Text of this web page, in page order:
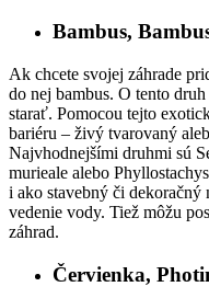
Bambus,
Ak chcete svojej záhrade
do nej bambus. O tento
starať. Pomocou tejto
bariéru – živý tvarovaný
Najvhodnejšími druhmi sú
murieale alebo
i ako stavebný či dekoračný
vedenie vody. Tiež môžu
záhrad.
Červienka,